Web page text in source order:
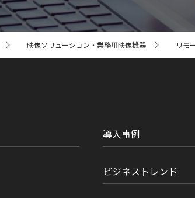
映像ソリューション・業務用映像機器 リモ
導入事例
ビジネストレンド